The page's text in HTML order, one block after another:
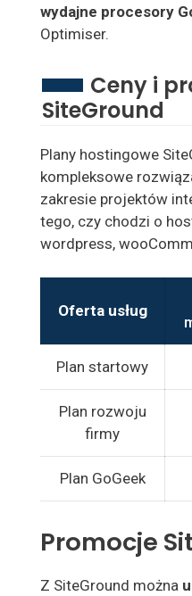
wydajne procesory
Optimiser.
Ceny i
SiteGround
Plany hostingowe
kompleksowe
zakresie projektów
tego, czy chodzi o
wordpress,
Oferta usług
Plan startowy
Plan rozwoju
firmy
Plan GoGeek
Promocje
Z SiteGround można